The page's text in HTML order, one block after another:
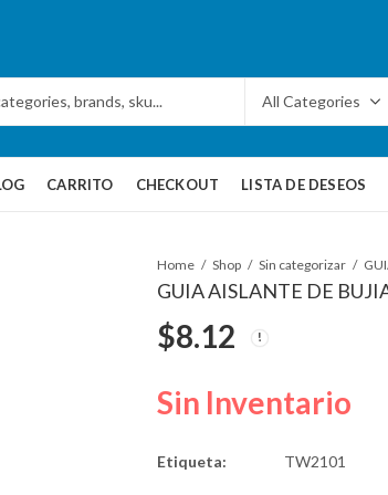
CARRITO CHECKOUT LISTA DE DESEOS
Home Shop Sin categorizar
GUIA AISLANTE DE
$8.12
Sin Inventario
Etiqueta: TW2101